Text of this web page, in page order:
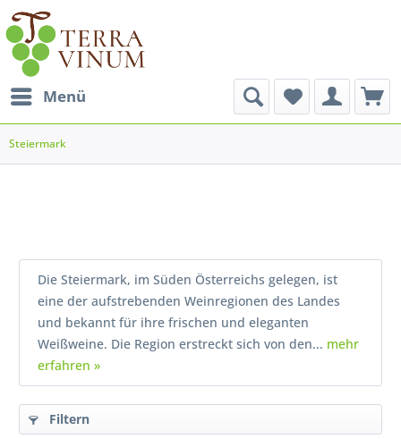
Menü
Steiermark
Die Steiermark, im Süden Österreichs gelegen, ist
eine der aufstrebenden Weinregionen des Landes
und bekannt für ihre frischen und eleganten
Weißweine. Die Region erstreckt sich von den... mehr
erfahren »
Filtern